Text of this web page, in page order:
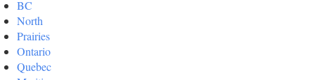
BC
North
Prairies
Ontario
Quebec